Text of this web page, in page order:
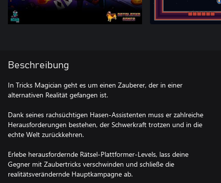
Beschreibung
In Tricks Magician geht es um einen Zauberer, der in einer
alternativen Realität gefangen ist.
Dank seines rachsüchtigen Hasen-Assistenten muss er zahlreiche
Herausforderungen bestehen, der Schwerkraft trotzen und in die
echte Welt zurückkehren.
Erlebe herausfordernde Rätsel-Plattformer-Levels, lass deine
Gegner mit Zaubertricks verschwinden und schließe die
realitätsverändernde Hauptkampagne ab.